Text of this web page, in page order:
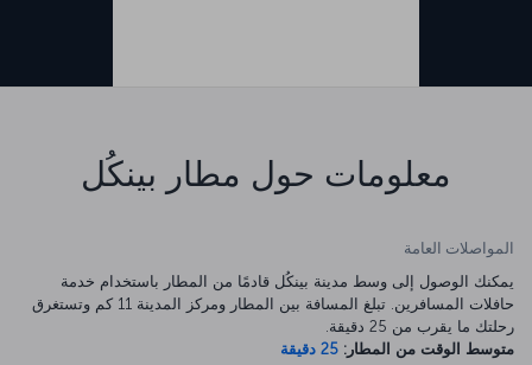
معلومات حول مطار بينكُل
المواصلات العامة
يمكنك الوصول إلى وسط مدينة بينكُل قادمًا من المطار باستخدام خدمة
حافلات المسافرين. تبلغ المسافة بين المطار ومركز المدينة 11 كم وتستغرق
رحلتك ما يقرب من 25 دقيقة.
متوسط الوقت من المطار: 25 دقيقة